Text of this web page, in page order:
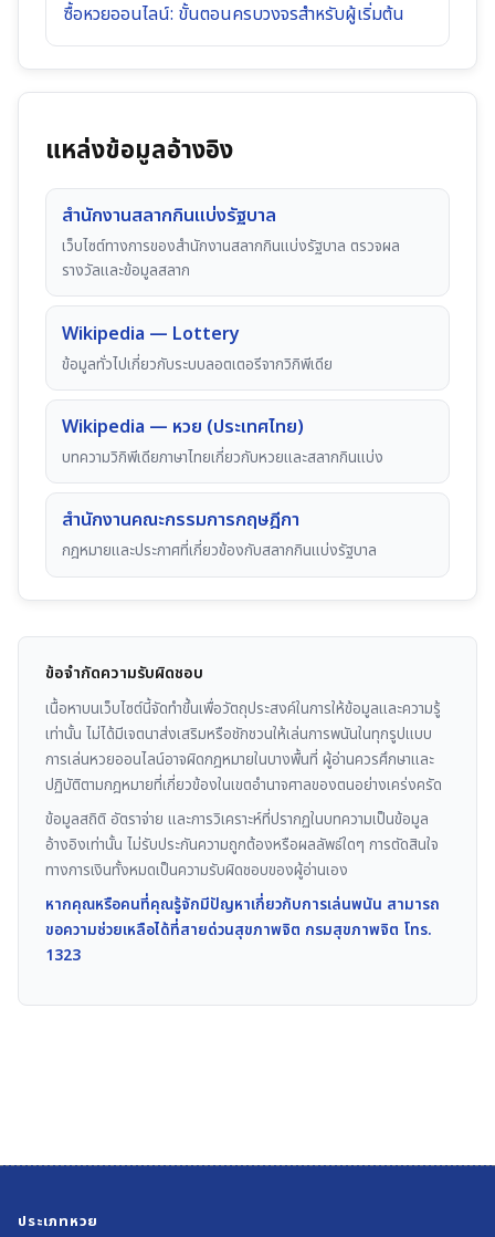
ซื้อหวยออนไลน์: ขั้นตอนครบวงจรสำหรับผู้เริ่มต้น
แหล่งข้อมูลอ้างอิง
สำนักงานสลากกินแบ่งรัฐบาล
เว็บไซต์ทางการของสำนักงานสลากกินแบ่งรัฐบาล ตรวจผล
รางวัลและข้อมูลสลาก
Wikipedia — Lottery
ข้อมูลทั่วไปเกี่ยวกับระบบลอตเตอรีจากวิกิพีเดีย
Wikipedia — หวย (ประเทศไทย)
บทความวิกิพีเดียภาษาไทยเกี่ยวกับหวยและสลากกินแบ่ง
สำนักงานคณะกรรมการกฤษฎีกา
กฎหมายและประกาศที่เกี่ยวข้องกับสลากกินแบ่งรัฐบาล
ข้อจำกัดความรับผิดชอบ
เนื้อหาบนเว็บไซต์นี้จัดทำขึ้นเพื่อวัตถุประสงค์ในการให้ข้อมูลและความรู้
เท่านั้น ไม่ได้มีเจตนาส่งเสริมหรือชักชวนให้เล่นการพนันในทุกรูปแบบ
การเล่นหวยออนไลน์อาจผิดกฎหมายในบางพื้นที่ ผู้อ่านควรศึกษาและ
ปฏิบัติตามกฎหมายที่เกี่ยวข้องในเขตอำนาจศาลของตนอย่างเคร่งครัด
ข้อมูลสถิติ อัตราจ่าย และการวิเคราะห์ที่ปรากฏในบทความเป็นข้อมูล
อ้างอิงเท่านั้น ไม่รับประกันความถูกต้องหรือผลลัพธ์ใดๆ การตัดสินใจ
ทางการเงินทั้งหมดเป็นความรับผิดชอบของผู้อ่านเอง
หากคุณหรือคนที่คุณรู้จักมีปัญหาเกี่ยวกับการเล่นพนัน สามารถ
ขอความช่วยเหลือได้ที่สายด่วนสุขภาพจิต กรมสุขภาพจิต โทร.
1323
ประเภทหวย